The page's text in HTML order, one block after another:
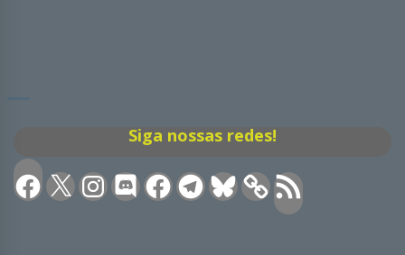
Siga nossas redes!
Facebook
X Instagram
DiscordFacebookTelegramBluesky Feed
RSS